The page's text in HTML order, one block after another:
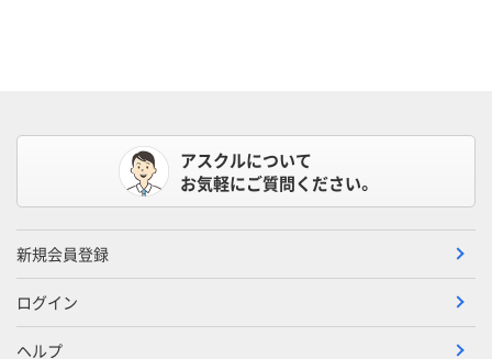
アスクルについて
お気軽にご質問ください。
新規会員登録
ログイン
ヘルプ